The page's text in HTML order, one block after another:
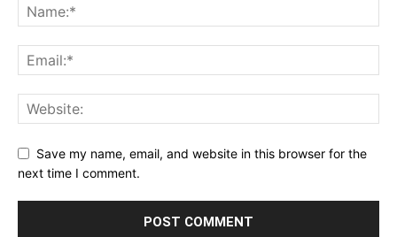
Save my name, email, and website in this browser for the
next time I comment.